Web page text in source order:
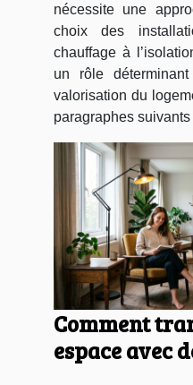
nécessite une
choix des
chauffage à
un rôle
valorisation du
paragraphes
Comment
espace avec